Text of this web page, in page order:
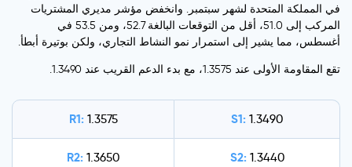
في المملكة المتحدة لشهر سبتمبر. وانخفض مؤشر مديري المشتريات
المركب إلى 51.0، أقل من التوقعات البالغة 52.7، ومن 53.5 في
أغسطس، مما يشير إلى استمرار نمو النشاط التجاري، ولكن بوتيرة أبطأ.
تقع المقاومة الأولى عند 1.3575، مع بدء الدعم القريب عند 1.3490.
R1: 1.3575 S1: 1.3490
R2: 1.3650 S2: 1.3440